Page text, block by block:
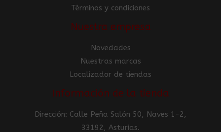
Términos y condiciones
Nuestra empresa
Novedades
Nuestras marcas
Localizador de tiendas
Información de la tienda
Dirección: Calle Peña Salón 50, Naves 1-2,
33192, Asturias.